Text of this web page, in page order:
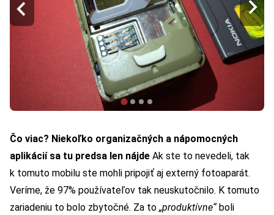
Čo viac? Niekoľko organizačných a nápomocných
aplikácií sa tu predsa len nájde Ak ste to nevedeli, tak
k tomuto mobilu ste mohli pripojiť aj externý fotoaparát.
Veríme, že 97% používateľov tak neuskutočnilo. K tomuto
zariadeniu to bolo zbytočné. Za to „produktívne“ boli